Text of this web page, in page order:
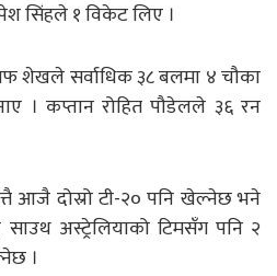
सिंहले १ विकेट लिए ।
शेखले सर्वाधिक ३८ बलमा ४ चौका
। कप्तान रोहित पौडेलले ३६ रन
दोस्रो टी-२० पनि खेल्नेछ भने
अस्ट्रेलियाको टिमसँग पनि २
।